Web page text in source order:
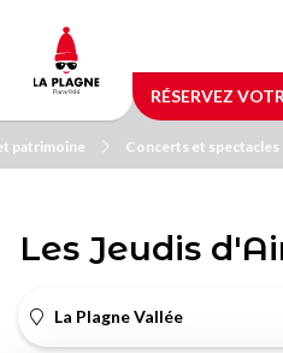
contenu
principal
RÉSERVEZ
patrimoine Concerts et spectacles
Les Jeudis
La Plagne Vallée